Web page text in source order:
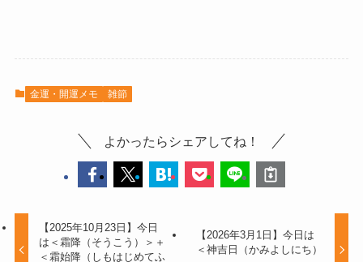
金運・開運メモ 雑節
よかったらシェアしてね！
【2025年10月23日】今日
は＜霜降（そうこう）＞＋
＜霜始降（しもはじめてふ
【2026年3月1日】今日は
＜神吉日（かみよしにち）